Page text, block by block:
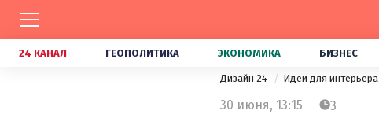
24 КАНАЛ ГЕОПОЛИТИКА ЭКОНОМИКА БИЗНЕС
Дизайн 24 Идеи для интерьера
30 июня, 13:15 3